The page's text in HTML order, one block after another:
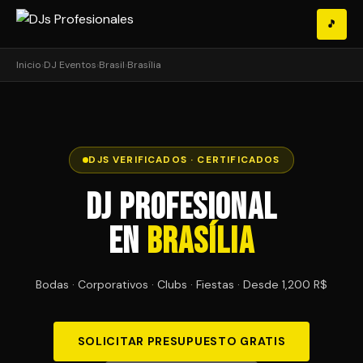
🎵
Inicio›DJ Eventos›Brasil›Brasília
DJS VERIFICADOS · CERTIFICADOS
DJ Profesional
en Brasília
Bodas · Corporativos · Clubs · Fiestas · Desde 1,200 R$
SOLICITAR PRESUPUESTO GRATIS